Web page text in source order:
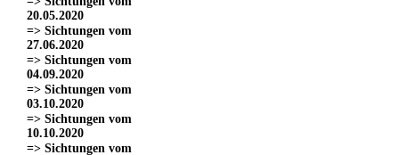
20.05.2020
=> Sichtungen vom
27.06.2020
=> Sichtungen vom
04.09.2020
=> Sichtungen vom
03.10.2020
=> Sichtungen vom
10.10.2020
=> Sichtungen vom